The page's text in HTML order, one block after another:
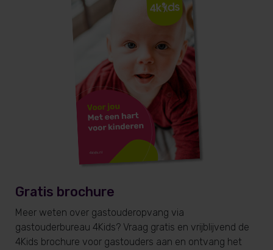
Gratis brochure
Meer weten over gastouderopvang via
gastouderbureau 4Kids? Vraag gratis en vrijblijvend de
4Kids brochure voor gastouders aan en ontvang het